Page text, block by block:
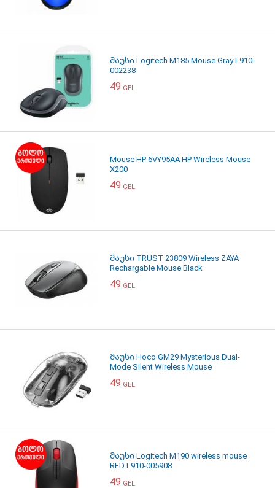
მაუსი Logitech M185 Mouse Gray L910-
002238
49 GEL
Mouse HP 6VY95AA HP Wireless Mouse
X200
49 GEL
მაუსი TRUST 23809 Wireless ZAYA
Rechargable Mouse Black
49 GEL
მაუსი Hoco GM29 Mysterious Dual-
Mode Silent Wireless Mouse
49 GEL
მაუსი Logitech M190 wireless mouse
RED L910-005908
49 GEL